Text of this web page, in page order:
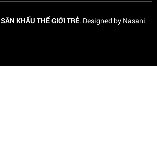
SÂN KHẤU THẾ GIỚI TRẺ. Designed by Nasani